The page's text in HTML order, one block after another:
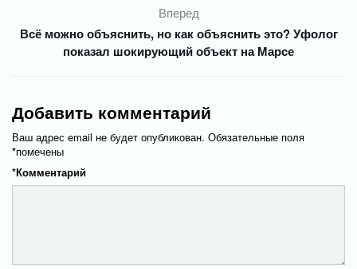
Вперед
Всё можно объяснить, но как объяснить это? Уфолог
показал шокирующий объект на Марсе
Добавить комментарий
Ваш адрес email не будет опубликован. Обязательные поля
помечены
*
Комментарий
*